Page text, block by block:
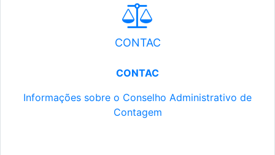
CONTAC
CONTAC
Informações sobre o Conselho Administrativo de
Contagem